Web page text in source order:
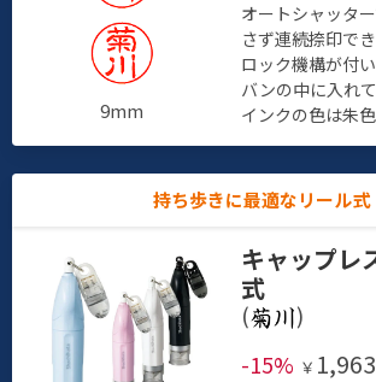
9mm
オートシャッタ
さず連続捺印でき
ロック機構が付
バンの中に入れて
インクの色は朱色
持ち歩きに最適なリール式
キャップレ
式
(
)
-15% ￥ 1,963